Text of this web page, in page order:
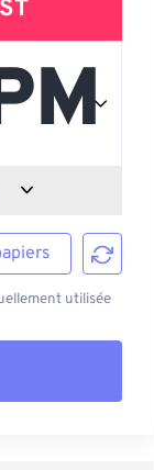
utilisée